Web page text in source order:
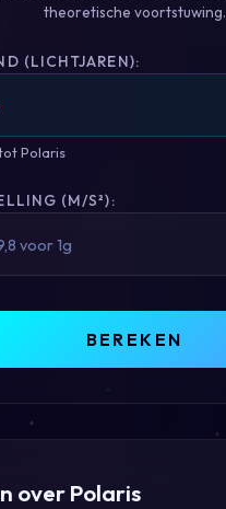
theoretische voortstuwing.
(LICHTJAREN):
Polaris
(M/S²):
BEREKEN
over Polaris